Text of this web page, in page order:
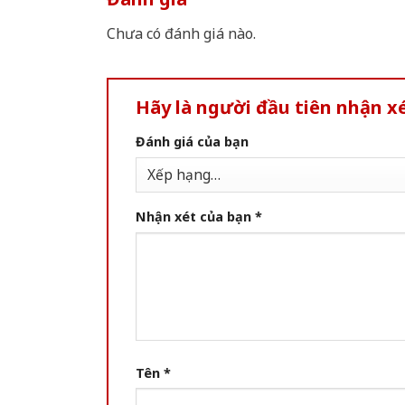
Chưa có đánh giá nào.
Hãy là người đầu tiên nhận xét
Đánh giá của bạn
Nhận xét của bạn *
Tên *